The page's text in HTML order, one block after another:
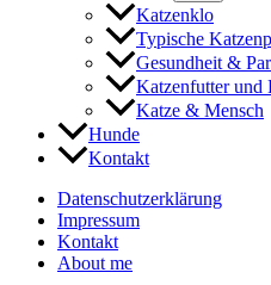
Katzenklo
Typische
Gesundheit &
Katzenfutter und
Katze & Mensch
Hunde
Kontakt
Datenschutzerklärung
Impressum
Kontakt
About me